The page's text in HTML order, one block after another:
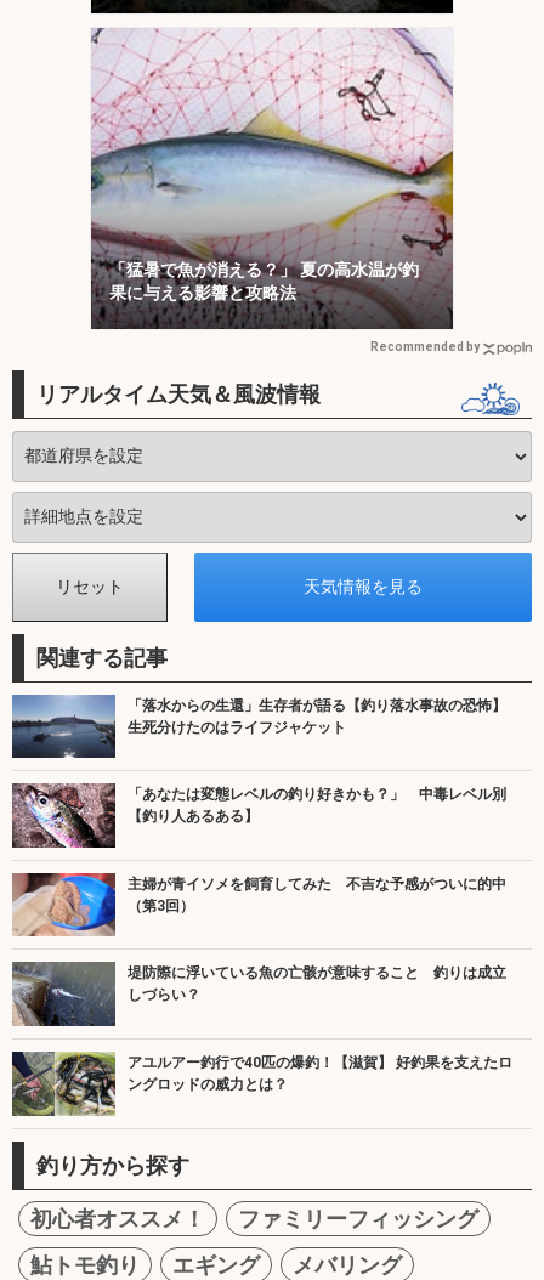
「猛暑で魚が消える？」 夏の高水温が釣
果に与える影響と攻略法
Recommended by
リアルタイム天気＆風波情報
関連する記事
「落水からの生還」生存者が語る【釣り落水事故の恐怖】
生死分けたのはライフジャケット
「あなたは変態レベルの釣り好きかも？」 中毒レベル別
【釣り人あるある】
主婦が青イソメを飼育してみた 不吉な予感がついに的中
（第3回）
堤防際に浮いている魚の亡骸が意味すること 釣りは成立
しづらい？
アユルアー釣行で40匹の爆釣！【滋賀】 好釣果を支えたロ
ングロッドの威力とは？
釣り方から探す
初心者オススメ！
ファミリーフィッシング
鮎トモ釣り
エギング
メバリング